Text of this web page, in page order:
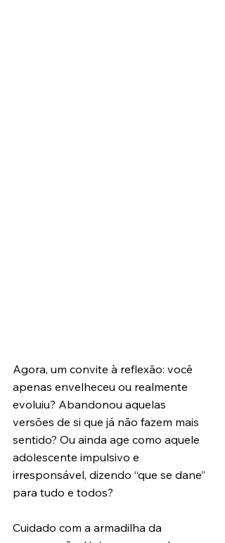
Agora, um convite à reflexão: você
apenas envelheceu ou realmente
evoluiu? Abandonou aquelas
versões de si que já não fazem mais
sentido? Ou ainda age como aquele
adolescente impulsivo e
irresponsável, dizendo “que se dane”
para tudo e todos?
Cuidado com a armadilha da